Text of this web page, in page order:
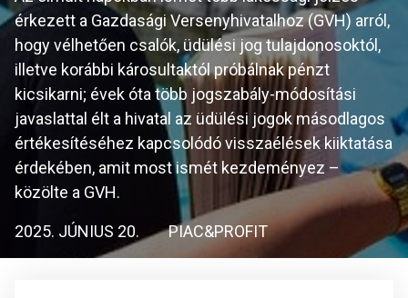
érkezett a Gazdasági Versenyhivatalhoz (GVH) arról,
hogy vélhetően csalók, üdülési jog tulajdonosoktól,
illetve korábbi károsultaktól próbálnak pénzt
kicsikarni; évek óta több jogszabály-módosítási
javaslattal élt a hivatal az üdülési jogok másodlagos
értékesítéséhez kapcsolódó visszaélések kiiktatása
érdekében, amit most ismét kezdeményez –
közölte a GVH.
2025. JÚNIUS 20. PIAC&PROFIT